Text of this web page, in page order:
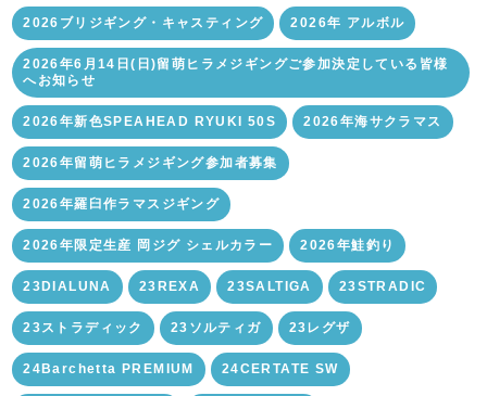
2026ブリジギング・キャスティング 2026年 アルボル
2026年6月14日(日)留萌ヒラメジギングご参加決定している皆様
へお知らせ
2026年新色SPEAHEAD RYUKI 50S 2026年海サクラマス
2026年留萌ヒラメジギング参加者募集
2026年羅臼作ラマスジギング
2026年限定生産 岡ジグ シェルカラー 2026年鮭釣り
23DIALUNA 23REXA 23SALTIGA 23STRADIC
23ストラディック 23ソルティガ 23レグザ
24Barchetta PREMIUM 24CERTATE SW